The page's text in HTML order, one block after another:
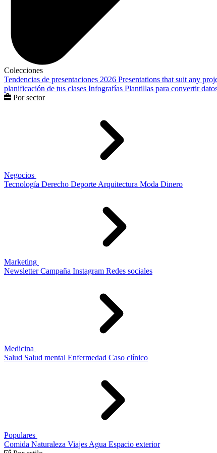
Colecciones
Tendencias de presentaciones 2026 Presentations that suit any
planificación de tus clases Infografías Plantillas para convertir
Por sector
Negocios
Tecnología Derecho Deporte Arquitectura Moda Dinero
Marketing
Newsletter Campaña Instagram Redes sociales
Medicina
Salud Salud mental Enfermedad Caso clínico
Populares
Comida Naturaleza Viajes Agua Espacio exterior